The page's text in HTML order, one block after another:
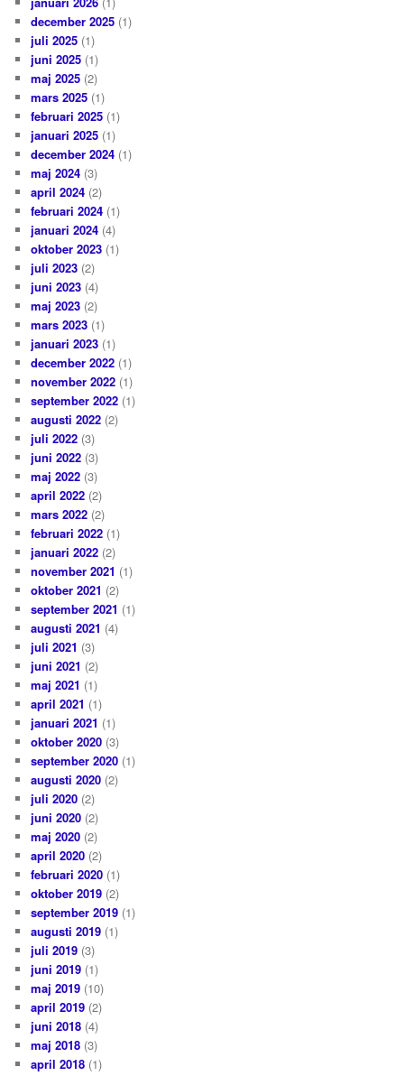
december 2025 (1)
juli 2025 (1)
juni 2025 (1)
maj 2025 (2)
mars 2025 (1)
februari 2025 (1)
januari 2025 (1)
december 2024 (1)
maj 2024 (3)
april 2024 (2)
februari 2024 (1)
januari 2024 (4)
oktober 2023 (1)
juli 2023 (2)
juni 2023 (4)
maj 2023 (2)
mars 2023 (1)
januari 2023 (1)
december 2022 (1)
november 2022 (1)
september 2022 (1)
augusti 2022 (2)
juli 2022 (3)
juni 2022 (3)
maj 2022 (3)
april 2022 (2)
mars 2022 (2)
februari 2022 (1)
januari 2022 (2)
november 2021 (1)
oktober 2021 (2)
september 2021 (1)
augusti 2021 (4)
juli 2021 (3)
juni 2021 (2)
maj 2021 (1)
april 2021 (1)
januari 2021 (1)
oktober 2020 (3)
september 2020 (1)
augusti 2020 (2)
juli 2020 (2)
juni 2020 (2)
maj 2020 (2)
april 2020 (2)
februari 2020 (1)
oktober 2019 (2)
september 2019 (1)
augusti 2019 (1)
juli 2019 (3)
juni 2019 (1)
maj 2019 (10)
april 2019 (2)
juni 2018 (4)
maj 2018 (3)
april 2018 (1)